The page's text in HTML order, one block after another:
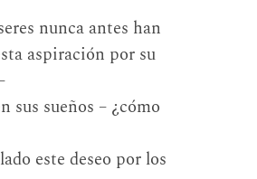
nunca antes han
aspiración por su
sus sueños – ¿cómo
este deseo por los